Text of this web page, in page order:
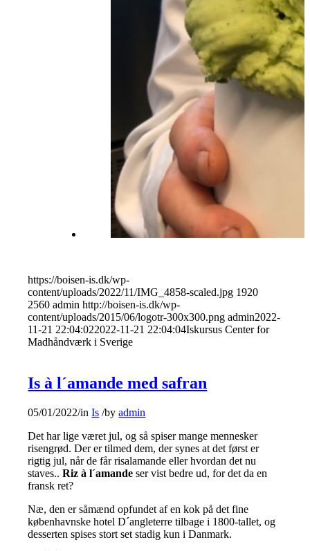
https://boisen-is.dk/wp-
content/uploads/2022/11/IMG_4858-scaled.jpg 1920
2560 admin http://boisen-is.dk/wp-
content/uploads/2015/06/logotr-300x300.png admin2022-
11-21 22:04:022022-11-21 22:04:04Iskursus Center for
Madhåndværk i Sverige
Is à l´amande med safran
05/01/2022/inIs /byadmin
Det har lige været jul, og så spiser mange mennesker
risengrød. Der er tilmed dem, der synes at det først er
rigtig jul, når de får risalamande eller hvordan det nu
staves..Riz à l´amande ser vist bedre ud, for det da en
fransk ret?
Næ, den er såmænd opfundet af en kok på det fine
københavnske hotel D´angleterre tilbage i 1800-tallet, og
desserten spises stort set stadig kun i Danmark.